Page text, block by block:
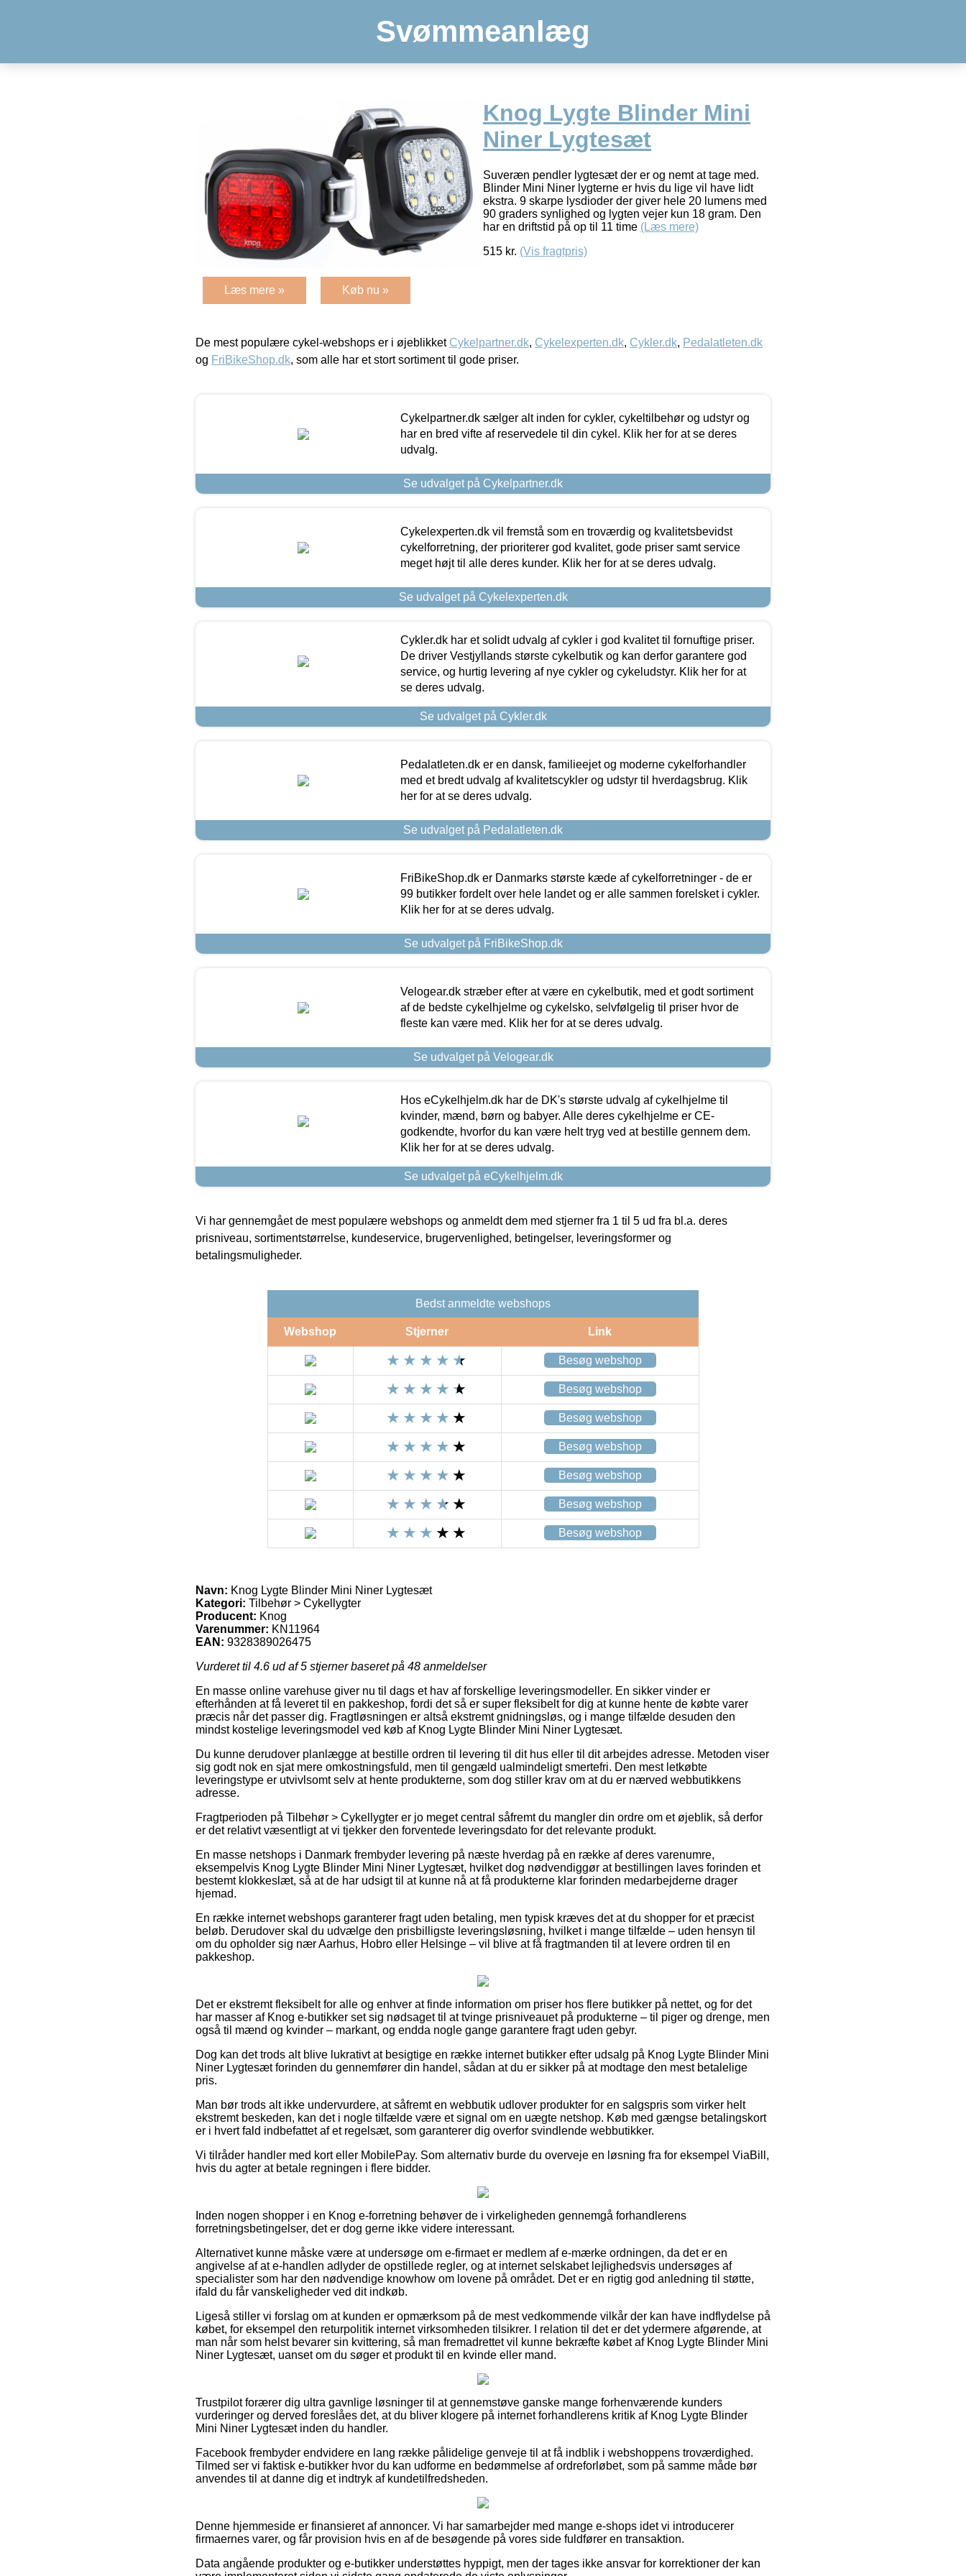
Svømmeanlæg
Knog Lygte Blinder Mini
Niner Lygtesæt
Suveræn pendler lygtesæt der er og nemt at tage med.
Blinder Mini Niner lygterne er hvis du lige vil have lidt
ekstra. 9 skarpe lysdioder der giver hele 20 lumens med
90 graders synlighed og lygten vejer kun 18 gram. Den
har en driftstid på op til 11 time (Læs mere)
515 kr. (Vis fragtpris)
Læs mere » Køb nu »
De mest populære cykel-webshops er i øjeblikket Cykelpartner.dk, Cykelexperten.dk, Cykler.dk, Pedalatleten.dk
og FriBikeShop.dk, som alle har et stort sortiment til gode priser.
Cykelpartner.dk sælger alt inden for cykler, cykeltilbehør og udstyr og
har en bred vifte af reservedele til din cykel. Klik her for at se deres
udvalg.
Se udvalget på Cykelpartner.dk
Cykelexperten.dk vil fremstå som en troværdig og kvalitetsbevidst
cykelforretning, der prioriterer god kvalitet, gode priser samt service
meget højt til alle deres kunder. Klik her for at se deres udvalg.
Se udvalget på Cykelexperten.dk
Cykler.dk har et solidt udvalg af cykler i god kvalitet til fornuftige priser.
De driver Vestjyllands største cykelbutik og kan derfor garantere god
service, og hurtig levering af nye cykler og cykeludstyr. Klik her for at
se deres udvalg.
Se udvalget på Cykler.dk
Pedalatleten.dk er en dansk, familieejet og moderne cykelforhandler
med et bredt udvalg af kvalitetscykler og udstyr til hverdagsbrug. Klik
her for at se deres udvalg.
Se udvalget på Pedalatleten.dk
FriBikeShop.dk er Danmarks største kæde af cykelforretninger - de er
99 butikker fordelt over hele landet og er alle sammen forelsket i cykler.
Klik her for at se deres udvalg.
Se udvalget på FriBikeShop.dk
Velogear.dk stræber efter at være en cykelbutik, med et godt sortiment
af de bedste cykelhjelme og cykelsko, selvfølgelig til priser hvor de
fleste kan være med. Klik her for at se deres udvalg.
Se udvalget på Velogear.dk
Hos eCykelhjelm.dk har de DK's største udvalg af cykelhjelme til
kvinder, mænd, børn og babyer. Alle deres cykelhjelme er CE-
godkendte, hvorfor du kan være helt tryg ved at bestille gennem dem.
Klik her for at se deres udvalg.
Se udvalget på eCykelhjelm.dk
Vi har gennemgået de mest populære webshops og anmeldt dem med stjerner fra 1 til 5 ud fra bl.a. deres
prisniveau, sortimentstørrelse, kundeservice, brugervenlighed, betingelser, leveringsformer og
betalingsmuligheder.
Bedst anmeldte webshops
Webshop Stjerner Link
Besøg webshop
Besøg webshop
Besøg webshop
Besøg webshop
Besøg webshop
Besøg webshop
Besøg webshop
Navn: Knog Lygte Blinder Mini Niner Lygtesæt
Kategori: Tilbehør > Cykellygter
Producent: Knog
Varenummer: KN11964
EAN: 9328389026475
Vurderet til 4.6 ud af 5 stjerner baseret på 48 anmeldelser
En masse online varehuse giver nu til dags et hav af forskellige leveringsmodeller. En sikker vinder er
efterhånden at få leveret til en pakkeshop, fordi det så er super fleksibelt for dig at kunne hente de købte varer
præcis når det passer dig. Fragtløsningen er altså ekstremt gnidningsløs, og i mange tilfælde desuden den
mindst kostelige leveringsmodel ved køb af Knog Lygte Blinder Mini Niner Lygtesæt.
Du kunne derudover planlægge at bestille ordren til levering til dit hus eller til dit arbejdes adresse. Metoden viser
sig godt nok en sjat mere omkostningsfuld, men til gengæld ualmindeligt smertefri. Den mest letkøbte
leveringstype er utvivlsomt selv at hente produkterne, som dog stiller krav om at du er nærved webbutikkens
adresse.
Fragtperioden på Tilbehør > Cykellygter er jo meget central såfremt du mangler din ordre om et øjeblik, så derfor
er det relativt væsentligt at vi tjekker den forventede leveringsdato for det relevante produkt.
En masse netshops i Danmark frembyder levering på næste hverdag på en række af deres varenumre,
eksempelvis Knog Lygte Blinder Mini Niner Lygtesæt, hvilket dog nødvendiggør at bestillingen laves forinden et
bestemt klokkeslæt, så at de har udsigt til at kunne nå at få produkterne klar forinden medarbejderne drager
hjemad.
En række internet webshops garanterer fragt uden betaling, men typisk kræves det at du shopper for et præcist
beløb. Derudover skal du udvælge den prisbilligste leveringsløsning, hvilket i mange tilfælde – uden hensyn til
om du opholder sig nær Aarhus, Hobro eller Helsinge – vil blive at få fragtmanden til at levere ordren til en
pakkeshop.
Det er ekstremt fleksibelt for alle og enhver at finde information om priser hos flere butikker på nettet, og for det
har masser af Knog e-butikker set sig nødsaget til at tvinge prisniveauet på produkterne – til piger og drenge, men
også til mænd og kvinder – markant, og endda nogle gange garantere fragt uden gebyr.
Dog kan det trods alt blive lukrativt at besigtige en række internet butikker efter udsalg på Knog Lygte Blinder Mini
Niner Lygtesæt forinden du gennemfører din handel, sådan at du er sikker på at modtage den mest betalelige
pris.
Man bør trods alt ikke undervurdere, at såfremt en webbutik udlover produkter for en salgspris som virker helt
ekstremt beskeden, kan det i nogle tilfælde være et signal om en uægte netshop. Køb med gængse betalingskort
er i hvert fald indbefattet af et regelsæt, som garanterer dig overfor svindlende webbutikker.
Vi tilråder handler med kort eller MobilePay. Som alternativ burde du overveje en løsning fra for eksempel ViaBill,
hvis du agter at betale regningen i flere bidder.
Inden nogen shopper i en Knog e-forretning behøver de i virkeligheden gennemgå forhandlerens
forretningsbetingelser, det er dog gerne ikke videre interessant.
Alternativet kunne måske være at undersøge om e-firmaet er medlem af e-mærke ordningen, da det er en
angivelse af at e-handlen adlyder de opstillede regler, og at internet selskabet lejlighedsvis undersøges af
specialister som har den nødvendige knowhow om lovene på området. Det er en rigtig god anledning til støtte,
ifald du får vanskeligheder ved dit indkøb.
Ligeså stiller vi forslag om at kunden er opmærksom på de mest vedkommende vilkår der kan have indflydelse på
købet, for eksempel den returpolitik internet virksomheden tilsikrer. I relation til det er det ydermere afgørende, at
man når som helst bevarer sin kvittering, så man fremadrettet vil kunne bekræfte købet af Knog Lygte Blinder Mini
Niner Lygtesæt, uanset om du søger et produkt til en kvinde eller mand.
Trustpilot forærer dig ultra gavnlige løsninger til at gennemstøve ganske mange forhenværende kunders
vurderinger og derved foreslåes det, at du bliver klogere på internet forhandlerens kritik af Knog Lygte Blinder
Mini Niner Lygtesæt inden du handler.
Facebook frembyder endvidere en lang række pålidelige genveje til at få indblik i webshoppens troværdighed.
Tilmed ser vi faktisk e-butikker hvor du kan udforme en bedømmelse af ordreforløbet, som på samme måde bør
anvendes til at danne dig et indtryk af kundetilfredsheden.
Denne hjemmeside er finansieret af annoncer. Vi har samarbejder med mange e-shops idet vi introducerer
firmaernes varer, og får provision hvis en af de besøgende på vores side fuldfører en transaktion.
Data angående produkter og e-butikker understøttes hyppigt, men der tages ikke ansvar for korrektioner der kan